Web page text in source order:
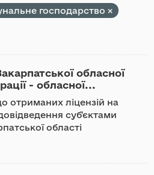
господарство
обласної
- обласної...
отриманих ліцензій на
суб'єктами
області